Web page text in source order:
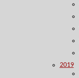
2019